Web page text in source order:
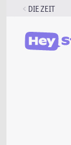
DIE ZEIT